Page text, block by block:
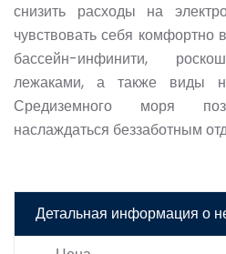
снизить расходы на
чувствовать себя
бассейн-инфинити,
лежаками, а также виды
Средиземного моря
наслаждаться беззаботным
Детальная информация о